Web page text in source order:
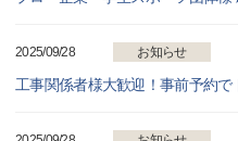
2025/09/28 お知らせ
工事関係者様大歓迎！事前予約で